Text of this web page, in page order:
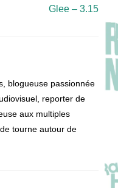
Glee – 3.15
blogueuse passionnée
reporter de
aux multiples
tourne autour de